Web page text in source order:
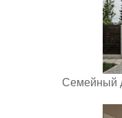
Семейный